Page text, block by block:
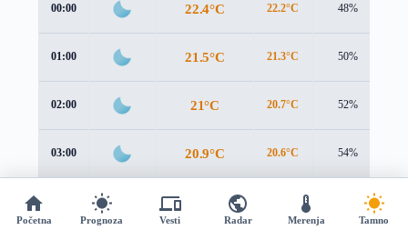
00:00 22.4°C 22.2°C 48%
01:00 21.5°C 21.3°C 50%
02:00 21°C 20.7°C 52%
03:00 20.9°C 20.6°C 54%
Početna Prognoza Vesti Radar Merenja Tamno